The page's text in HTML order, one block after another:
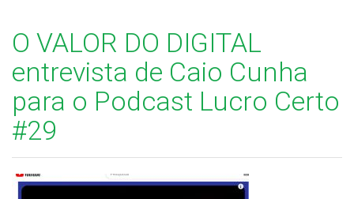
O VALOR DO DIGITAL
entrevista de Caio Cunha
para o Podcast Lucro Certo
#29